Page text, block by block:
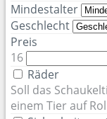
Mindestalter
Geschlecht
Preis
16
Räder
Soll das
einem Tier auf